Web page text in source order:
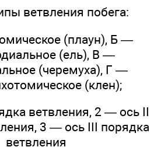
ветвления побега:
(плаун), Б —
(ель), В —
(черемуха), Г —
(клен);
ветвления, 2 — ось II
3 — ось III порядка
ветвления